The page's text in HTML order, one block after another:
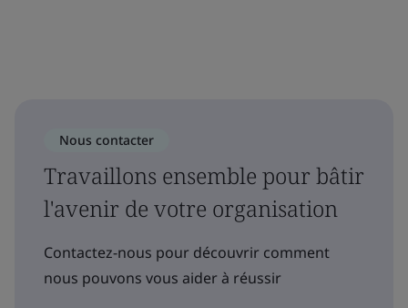
Nous contacter
Travaillons ensemble pour bâtir
l'avenir de votre organisation
Contactez-nous pour découvrir comment
nous pouvons vous aider à réussir